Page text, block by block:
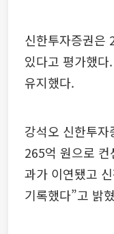
신한투자증권은
있다고 평가했
유지했다.
강석오 신한투
265억 원으로 컨
과가 이연됐고
기록했다”고 밝